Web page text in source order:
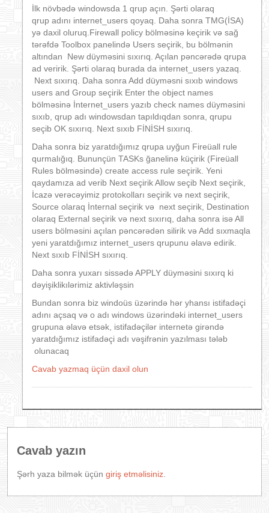
İlk növbədə windowsda 1 qrup açın. Şərti olaraq
qrup adını internet_users qoyaq. Daha sonra TMG(İSA)
yə daxil oluruq.Firewall policy bölməsinə keçirik və sağ
tərəfdə Toolbox panelində Users seçirik, bu bölmənin
altından New düyməsini sıxırıq. Açılan pəncərədə qrupa
ad veririk. Şərti olaraq burada da internet_users yazaq.
Next sıxırıq. Daha sonra Add düyməsni sıxıb windows
users and Group seçirik Enter the object names
bölməsinə İnternet_users yazıb check names düyməsini
sıxıb, qrup adı windowsdan tapıldıqdan sonra, qrupu
seçib OK sıxırıq. Next sıxıb FİNİSH sıxırıq.
Daha sonra biz yaratdığımız qrupa uyğun Fireüall rule
qurmalığıq. Bununçün TASKs ğanelinə küçirik (Fireüall
Rules bölməsində) create access rule seçirik. Yeni
qaydamıza ad verib Next seçirik Allow seçib Next seçirik,
İcazə verəcəyimiz protokolları seçirik və next seçirik,
Source olaraq İnternal seçirik və next seçirik, Destination
olaraq External seçirik və next sıxırıq, daha sonra isə All
users bölməsini açılan pəncərədən silirik və Add sıxmaqla
yeni yaratdığımız internet_users qrupunu əlavə edirik.
Next sıxıb FİNİSH sıxırıq.
Daha sonra yuxarı sissədə APPLY düyməsini sıxırq ki
dəyişiklikılərimiz aktivləşsin
Bundan sonra biz windoüs üzərində hər yhansı istifadəçi
adını açsaq və o adı windows üzərindəki internet_users
grupuna əlavə etsək, istifadəçilər internetə girəndə
yaratdığımız istifadəçi adı vəşifrənin yazılması tələb
olunacaq
Cavab yazmaq üçün daxil olun
Cavab yazın
Şərh yaza bilmək üçün giriş etməlisiniz